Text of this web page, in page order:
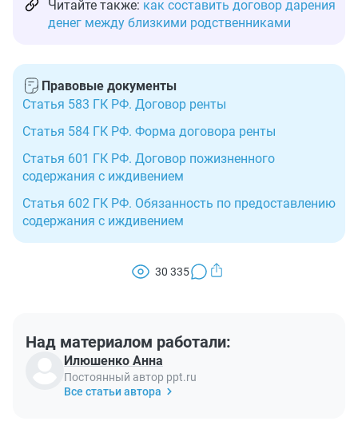
Читайте также: как составить договор дарения
денег между близкими родственниками
Правовые документы
Статья 583 ГК РФ. Договор ренты
Статья 584 ГК РФ. Форма договора ренты
Статья 601 ГК РФ. Договор пожизненного
содержания с иждивением
Статья 602 ГК РФ. Обязанность по предоставлению
содержания с иждивением
30 335
Над материалом работали:
Илюшенко Анна
Постоянный автор ppt.ru
Все статьи автора